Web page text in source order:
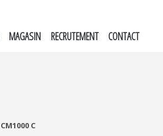
MAGASIN RECRUTEMENT CONTACT
CM1000 C